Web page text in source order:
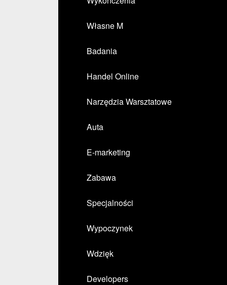
Własne M
Badania
Handel Online
Narzędzia Warsztatowe
Auta
E-marketing
Zabawa
Specjalności
Wypoczynek
Wdzięk
Developers